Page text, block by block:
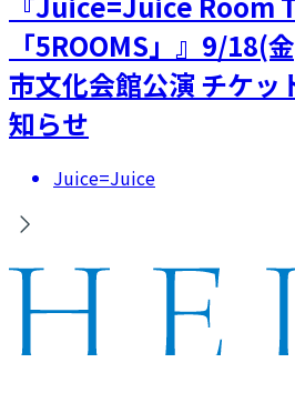
「5ROOMS」』9/18(
市文化会館公演 チケッ
知らせ
Juice=Juice